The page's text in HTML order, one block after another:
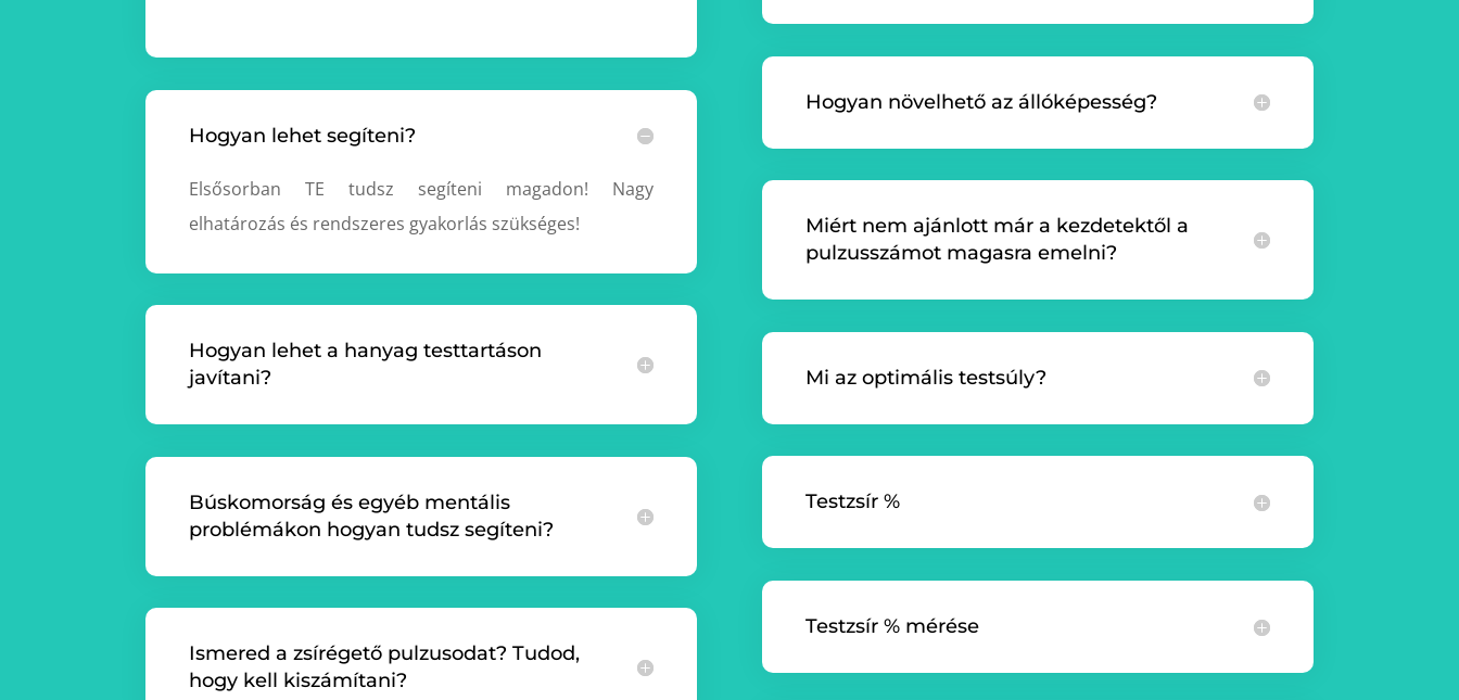
Hogyan lehet segíteni?
Elsősorban TE tudsz segíteni magadon! Nagy
elhatározás és rendszeres gyakorlás szükséges!
Hogyan lehet a hanyag testtartáson
javítani?
Búskomorság és egyéb mentális
problémákon hogyan tudsz segíteni?
Ismered a zsírégető pulzusodat? Tudod,
hogy kell kiszámítani?
Hogyan növelhető az állóképesség?
Miért nem ajánlott már a kezdetektől a
pulzusszámot magasra emelni?
Mi az optimális testsúly?
Testzsír %
Testzsír % mérése